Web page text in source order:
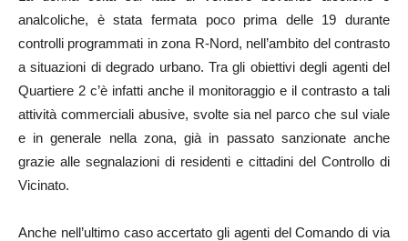
analcoliche, è stata fermata poco prima delle 19 durante
controlli programmati in zona R-Nord, nell’ambito del contrasto
a situazioni di degrado urbano. Tra gli obiettivi degli agenti del
Quartiere 2 c’è infatti anche il monitoraggio e il contrasto a tali
attività commerciali abusive, svolte sia nel parco che sul viale
e in generale nella zona, già in passato sanzionate anche
grazie alle segnalazioni di residenti e cittadini del Controllo di
Vicinato.
Anche nell’ultimo caso accertato gli agenti del Comando di via